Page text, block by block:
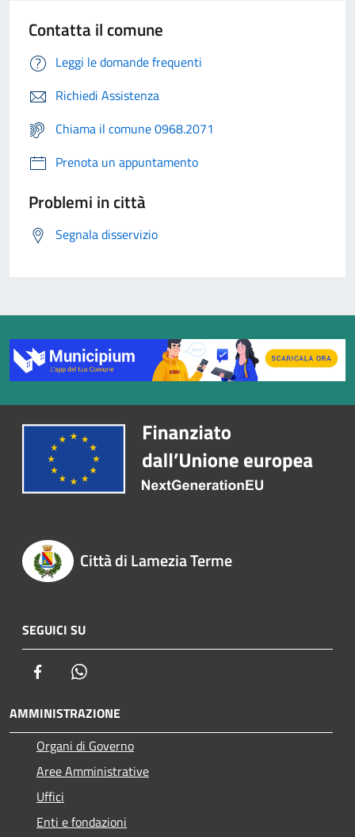
Contatta il comune
Leggi le domande frequenti
Richiedi Assistenza
Chiama il comune 0968.2071
Prenota un appuntamento
Problemi in città
Segnala disservizio
Città di Lamezia Terme
SEGUICI SU
Facebook
AMMINISTRAZIONE
Organi di Governo
Aree Amministrative
Uffici
Enti e fondazioni